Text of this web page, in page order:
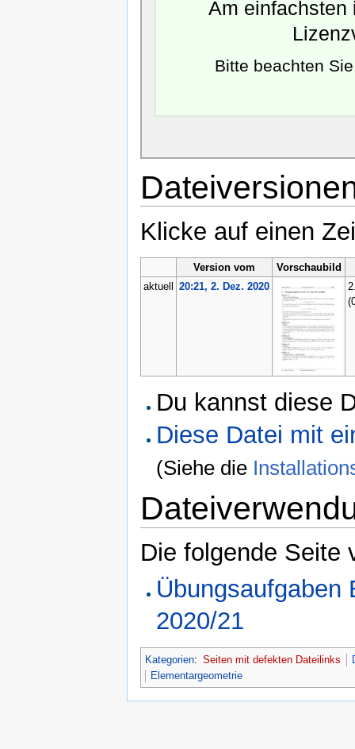
Am einfachsten
Bitte beachten
Klicke auf einen
Version vom
Vorschaubild
aktuell
20:21, 2. Dez. 2020
Du kannst diese
Diese Datei mit
(Siehe die
Die folgende Seite
Übungsaufgaben
2020/21
Kategorien: Seiten mit defekten Dateilinks
Elementargeometrie